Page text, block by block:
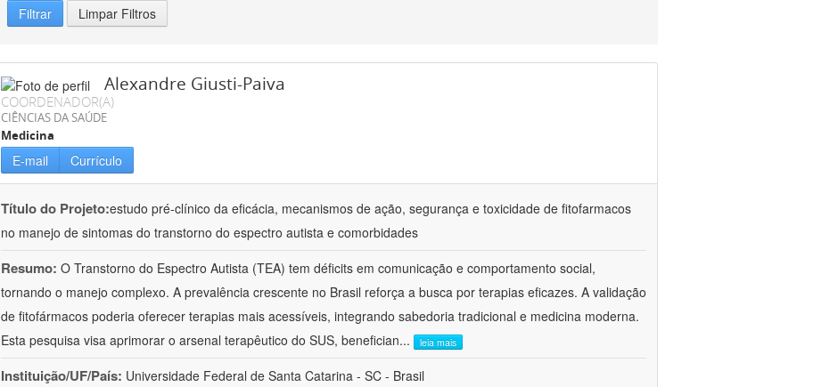
Filtrar Limpar Filtros
Alexandre Giusti-Paiva
COORDENADOR(A)
CIÊNCIAS DA SAÚDE
Medicina
E-mail Currículo
Título do Projeto:estudo pré-clínico da eficácia, mecanismos de ação, segurança e toxicidade de fitofarmacos
no manejo de sintomas do transtorno do espectro autista e comorbidades
Resumo: O Transtorno do Espectro Autista (TEA) tem déficits em comunicação e comportamento social,
tornando o manejo complexo. A prevalência crescente no Brasil reforça a busca por terapias eficazes. A validação
de fitofármacos poderia oferecer terapias mais acessíveis, integrando sabedoria tradicional e medicina moderna.
Esta pesquisa visa aprimorar o arsenal terapêutico do SUS, benefician... leia mais
Instituição/UF/País: Universidade Federal de Santa Catarina - SC - Brasil